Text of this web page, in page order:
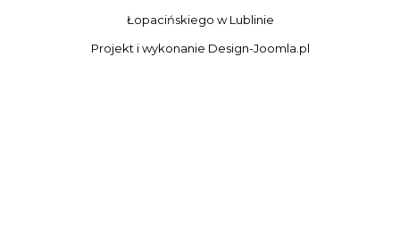
Łopacińskiego w Lublinie
Projekt i wykonanie Design-Joomla.pl